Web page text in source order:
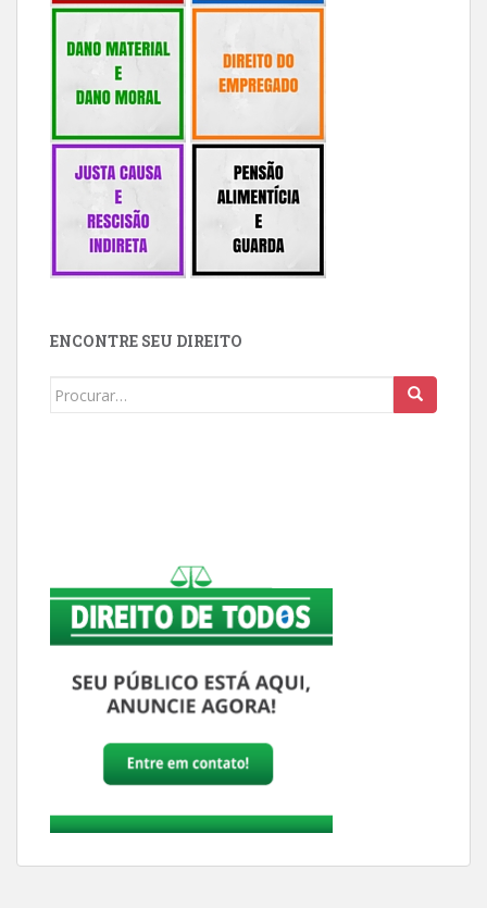
ENCONTRE SEU DIREITO
Buscar: